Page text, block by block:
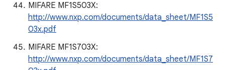
MIFARE MF1S503X:
http://www.nxp.com/documents/data_sheet/MF1S5
03x.pdf
MIFARE MF1S703X:
http://www.nxp.com/documents/data_sheet/MF1S7